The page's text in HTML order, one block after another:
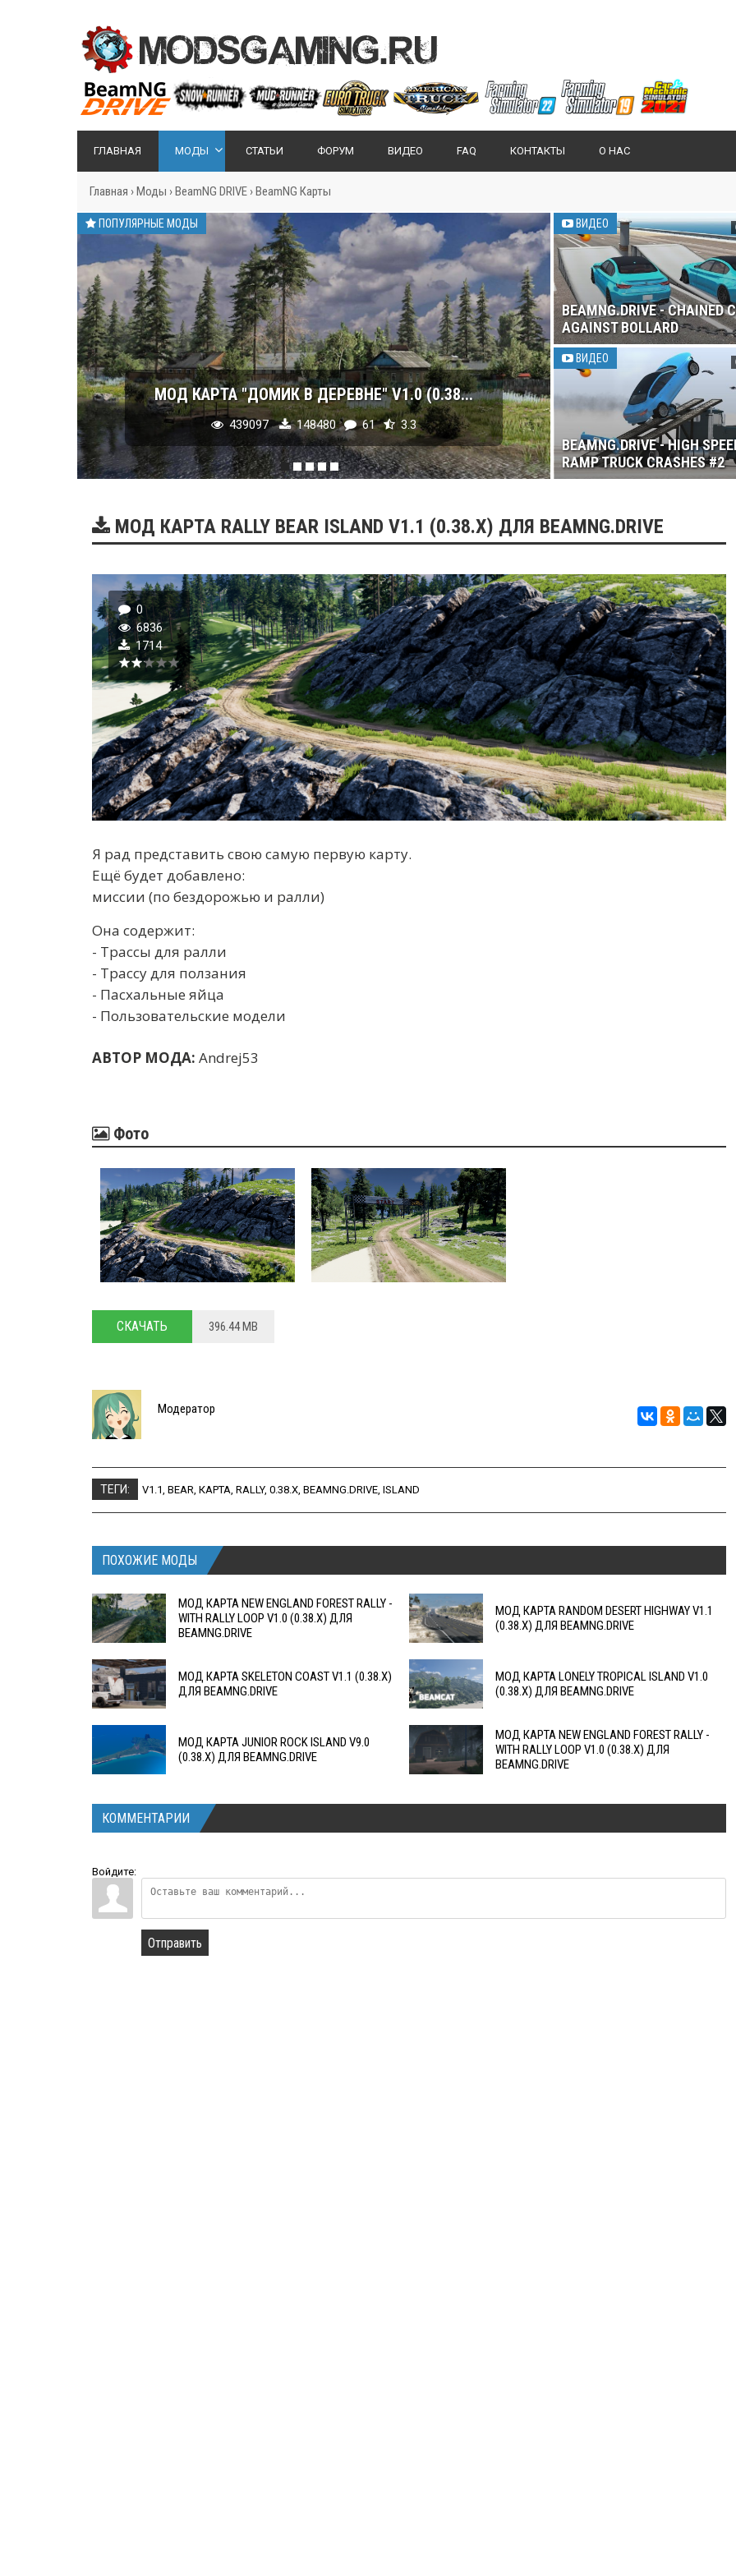
ГЛАВНАЯ МОДЫ СТАТЬИ ФОРУМ ВИДЕО FAQ КОНТАКТЫ О НАС
Главная ›Моды ›BeamNG DRIVE ›BeamNG Карты
ПОПУЛЯРНЫЕ МОДЫ
МОД КАРТА "ДОМИК В ДЕРЕВНЕ" V1.0 (0.38...
439097 148480 61 3.3
ВИДЕО
BEAMNG.DRIVE - CHAINED
AGAINST BOLLARD
ВИДЕО
BEAMNG.DRIVE - HIGH
RAMP TRUCK CRASHES #2
МОД КАРТА RALLY BEAR ISLAND V1.1 (0.38.X) ДЛЯ BEAMNG.DRIVE
0
6836
1714
Я рад представить свою самую первую карту.
Ещё будет добавлено:
миссии (по бездорожью и ралли)
Она содержит:
- Трассы для ралли
- Трассу для ползания
- Пасхальные яйца
- Пользовательские модели
АВТОР МОДА: Andrej53
Фото
СКАЧАТЬ 396.44 MB
Модератор
ТЕГИ: V1.1, BEAR, КАРТА, RALLY, 0.38.X, BEAMNG.DRIVE, ISLAND
ПОХОЖИЕ МОДЫ
МОД КАРТА NEW ENGLAND FOREST RALLY -
WITH RALLY LOOP V1.0 (0.38.X) ДЛЯ
BEAMNG.DRIVE
МОД КАРТА RANDOM DESERT HIGHWAY V1.1
(0.38.X) ДЛЯ BEAMNG.DRIVE
МОД КАРТА SKELETON COAST V1.1 (0.38.X)
ДЛЯ BEAMNG.DRIVE
МОД КАРТА LONELY TROPICAL ISLAND V1.0
(0.38.X) ДЛЯ BEAMNG.DRIVE
МОД КАРТА JUNIOR ROCK ISLAND V9.0
(0.38.X) ДЛЯ BEAMNG.DRIVE
МОД КАРТА NEW ENGLAND FOREST RALLY -
WITH RALLY LOOP V1.0 (0.38.X) ДЛЯ
BEAMNG.DRIVE
КОММЕНТАРИИ
Войдите:
Отправить